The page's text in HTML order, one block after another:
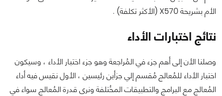
الأم بشريحة X570 (الأكثر تكلفة) .
نتائج اختبارات الأداء
وصلنا الأن إلى أهم جزء في المُراجعة وهو جزء اختبار الأداء ، وسيكون
اختبار الأداء للمُعالج مُقسم إلي جزأين رئيسين ، الأول نقيس فيه أداء
المُعالج مع البرامج والتطبيقات المخُتلفة ونرى قدرة المُعالج سواء في